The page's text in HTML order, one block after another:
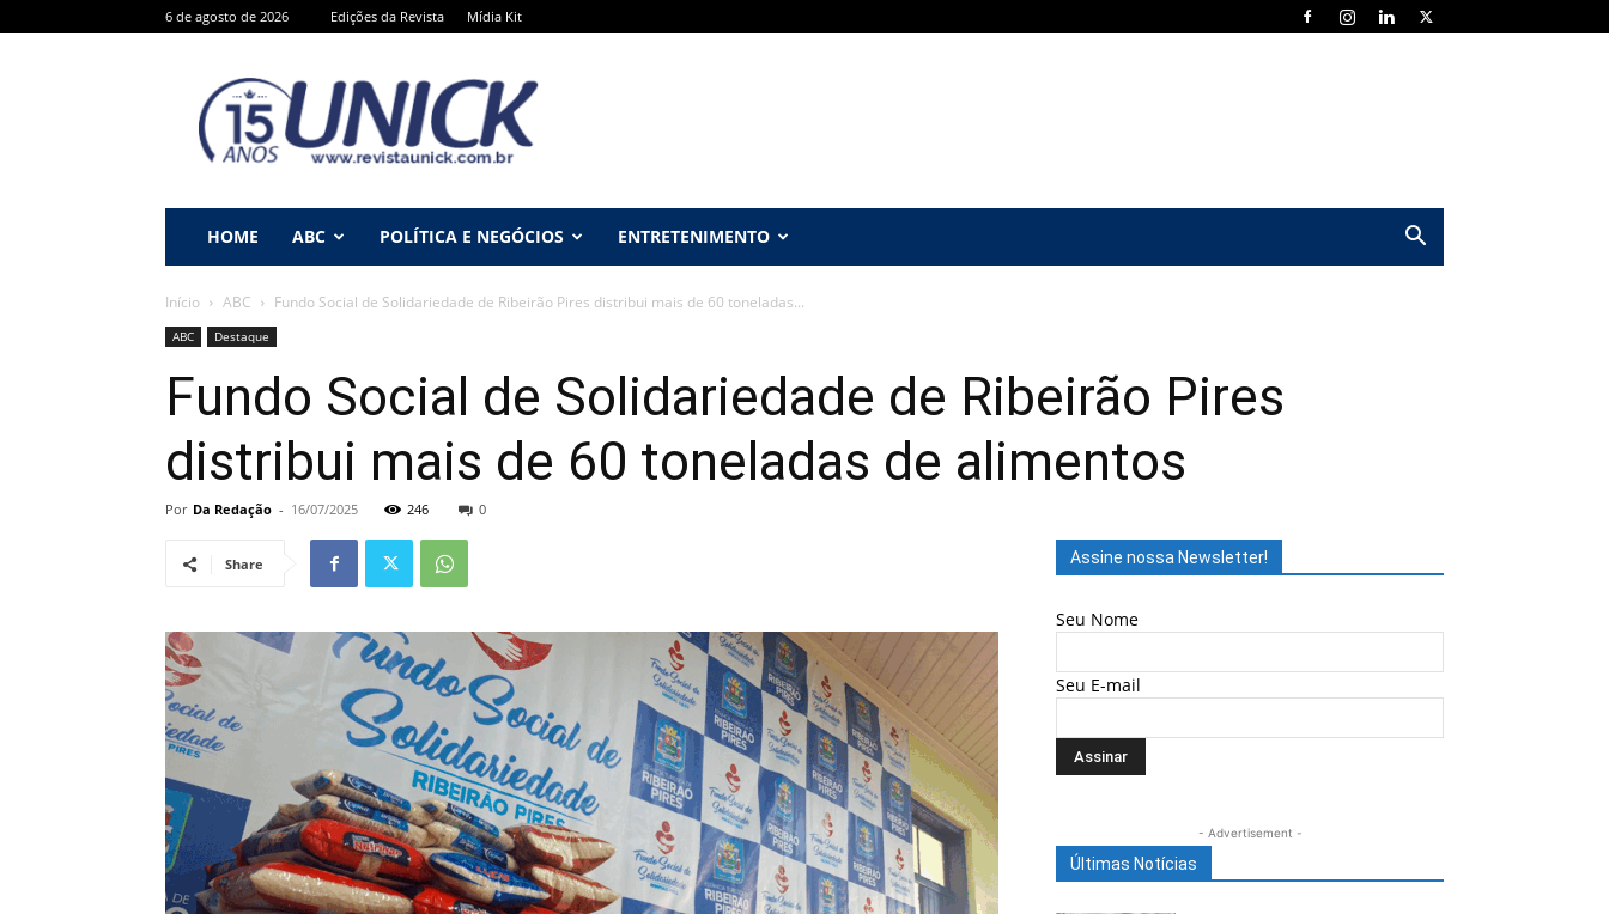
6 de agosto de 2026 Edições da Revista Mídia Kit
Revista
Unick
HOME ABC POLÍTICA E NEGÓCIOS ENTRETENIMENTO
Início ABC Fundo Social de Solidariedade de Ribeirão Pires distribui mais de 60 toneladas...
ABC Destaque
Fundo Social de Solidariedade de Ribeirão Pires
distribui mais de 60 toneladas de alimentos
Por Da Redação - 16/07/2025 246 0
Share Assine nossa Newsletter!
Seu Nome
Seu E-mail
- Advertisement -
Últimas Notícias